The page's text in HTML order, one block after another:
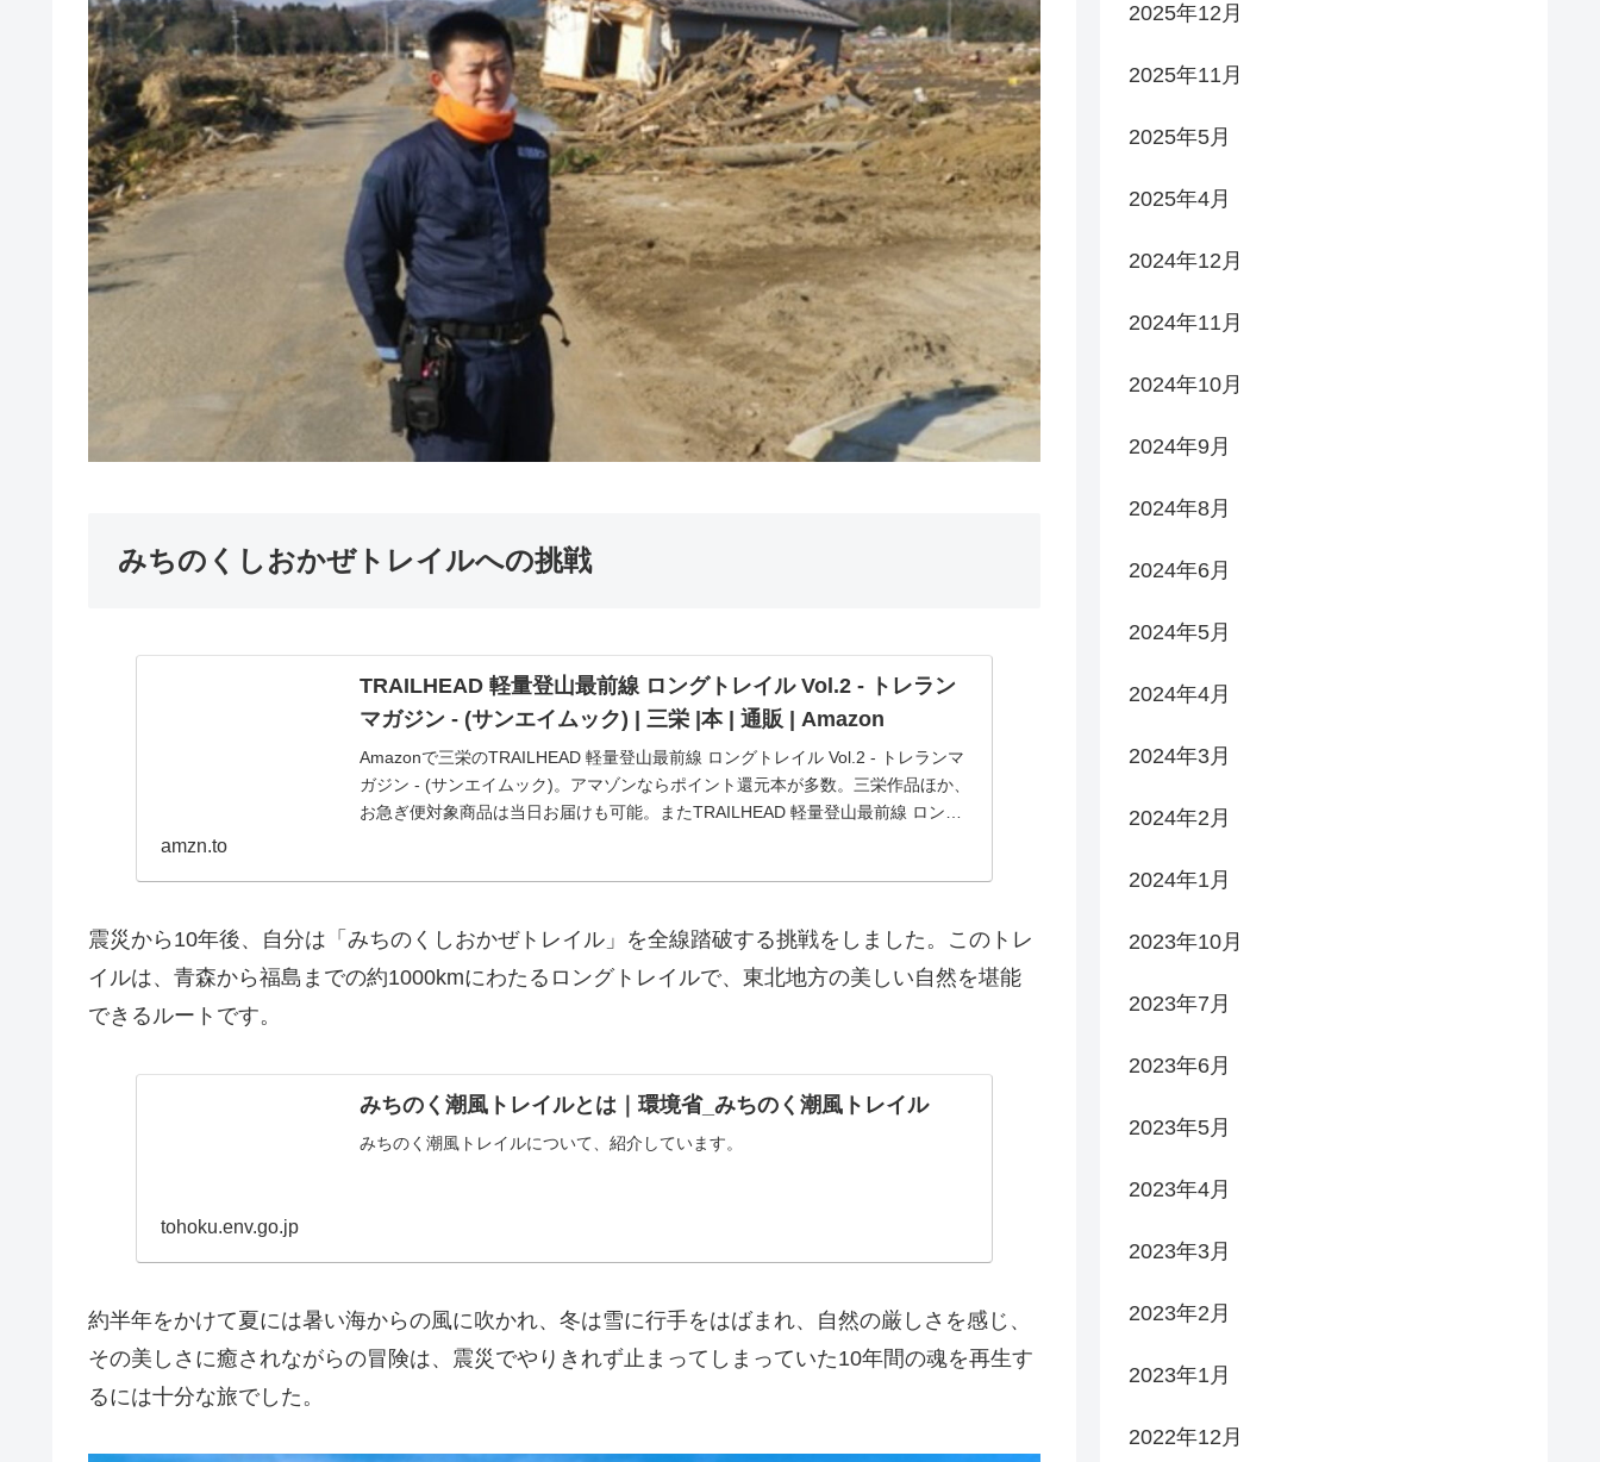
みちのくしおかぜトレイルへの挑戦
TRAILHEAD 軽量登山最前線 ロングトレイル Vol.2 - トレラン
マガジン - (サンエイムック) | 三栄 |本 | 通販 | Amazon
Amazonで三栄のTRAILHEAD 軽量登山最前線 ロングトレイル Vol.2 - トレランマ
ガジン - (サンエイムック)。アマゾンならポイント還元本が多数。三栄作品ほか、
お急ぎ便対象商品は当日お届けも可能。またTRAILHEAD 軽量登山最前線 ロング
amzn.to
震災から10年後、自分は「みちのくしおかぜトレイル」を全線踏破する挑戦をしました。このトレ
イルは、青森から福島までの約1000kmにわたるロングトレイルで、東北地方の美しい自然を堪能
できるルートです。
みちのく潮風トレイルとは｜環境省_みちのく潮風トレイル
みちのく潮風トレイルについて、紹介しています。
tohoku.env.go.jp
約半年をかけて夏には暑い海からの風に吹かれ、冬は雪に行手をはばまれ、自然の厳しさを感じ、
その美しさに癒されながらの冒険は、震災でやりきれず止まってしまっていた10年間の魂を再生す
るには十分な旅でした。
2025年12月
2025年11月
2025年5月
2025年4月
2024年12月
2024年11月
2024年10月
2024年9月
2024年8月
2024年6月
2024年5月
2024年4月
2024年3月
2024年2月
2024年1月
2023年10月
2023年7月
2023年6月
2023年5月
2023年4月
2023年3月
2023年2月
2023年1月
2022年12月